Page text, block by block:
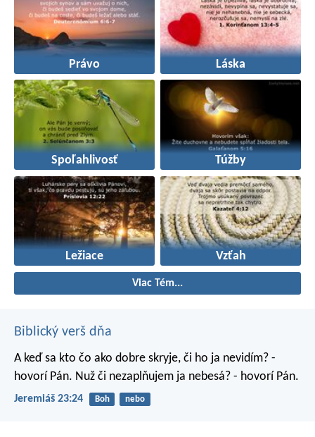
Právo Láska
Spoľahlivosť Túžby
Ležiace Vzťah
Viac Tém...
Biblický verš dňa
A keď sa kto čo ako dobre skryje, či ho ja nevidím? -
hovorí Pán. Nuž či nezaplňujem ja nebesá? - hovorí Pán.
Jeremiáš 23:24 Boh nebo